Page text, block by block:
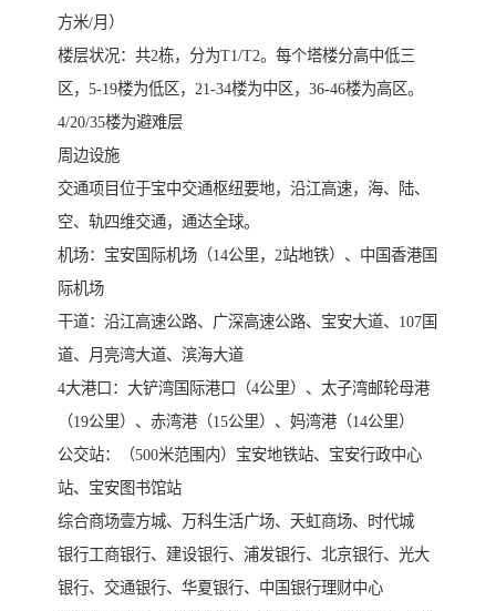
方米/月）
楼层状况：共2栋，分为T1/T2。每个塔楼分高中低三
区，5-19楼为低区，21-34楼为中区，36-46楼为高区。
4/20/35楼为避难层
周边设施
交通项目位于宝中交通枢纽要地，沿江高速，海、陆、
空、轨四维交通，通达全球。
机场：宝安国际机场（14公里，2站地铁）、中国香港国
际机场
干道：沿江高速公路、广深高速公路、宝安大道、107国
道、月亮湾大道、滨海大道
4大港口：大铲湾国际港口（4公里）、太子湾邮轮母港
（19公里）、赤湾港（15公里）、妈湾港（14公里）
公交站：（500米范围内）宝安地铁站、宝安行政中心
站、宝安图书馆站
综合商场壹方城、万科生活广场、天虹商场、时代城
银行工商银行、建设银行、浦发银行、北京银行、光大
银行、交通银行、华夏银行、中国银行理财中心